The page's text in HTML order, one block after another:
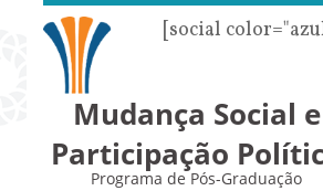
[social
Mudança Social e
Participação
Programa de Pós-Graduação